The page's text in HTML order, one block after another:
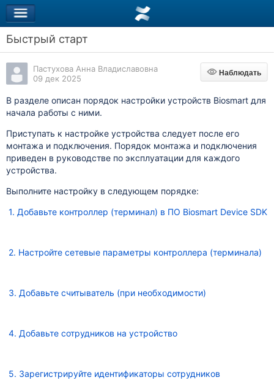
Быстрый старт
Пастухова Анна Владиславовна
09 дек 2025
Наблюдать
Наблюдать
В разделе описан порядок настройки устройств Biosmart для
начала работы с ними.
Приступать к настройке устройства следует после его
монтажа и подключения. Порядок монтажа и подключения
приведен в руководстве по эксплуатации для каждого
устройства.
Выполните настройку в следующем порядке:
1. Добавьте контроллер (терминал) в ПО Biosmart Device SDK
2. Настройте сетевые параметры контроллера (терминала)
3. Добавьте считыватель (при необходимости)
4. Добавьте сотрудников на устройство
5. Зарегистрируйте идентификаторы сотрудников